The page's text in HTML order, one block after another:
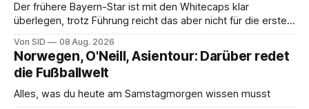
Der frühere Bayern-Star ist mit den Whitecaps klar
überlegen, trotz Führung reicht das aber nicht für die ersten
Von SID 08 Aug. 2026
Norwegen, O'Neill, Asientour: Darüber redet
die Fußballwelt
Alles, was du heute am Samstagmorgen wissen musst